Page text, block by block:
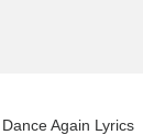
Again Lyrics